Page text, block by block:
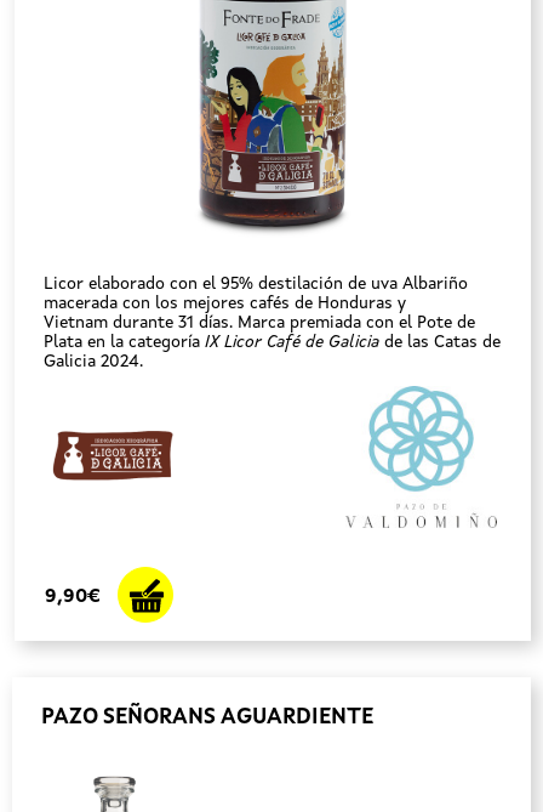
Licor elaborado con el 95% destilación de uva Albariño
macerada con los mejores cafés de Honduras y
Vietnam durante 31 días. Marca premiada con el Pote de
Plata en la categoría IX Licor Café de Galicia de las Catas de
Galicia 2024.
9,90€
PAZO SEÑORANS AGUARDIENTE